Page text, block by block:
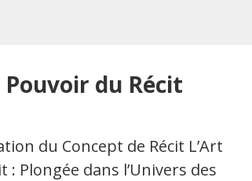
du Récit
du Concept de Récit L’Art
: Plongée dans l’Univers des